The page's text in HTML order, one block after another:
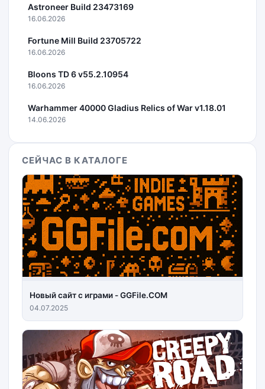
Astroneer Build 23473169
16.06.2026
Fortune Mill Build 23705722
16.06.2026
Bloons TD 6 v55.2.10954
16.06.2026
Warhammer 40000 Gladius Relics of War v1.18.01
14.06.2026
СЕЙЧАС В КАТАЛОГЕ
Новый сайт с играми - GGFile.COM
04.07.2025